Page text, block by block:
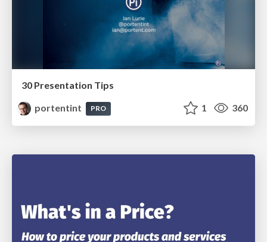
30 Presentation Tips
portentint
PRO 1 360